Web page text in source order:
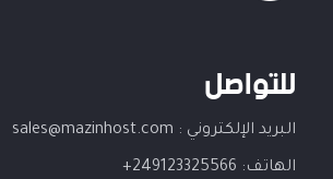
للتواصل
البريد الإلكتروني : sales@mazinhost.com
الهاتف: 249123325566+